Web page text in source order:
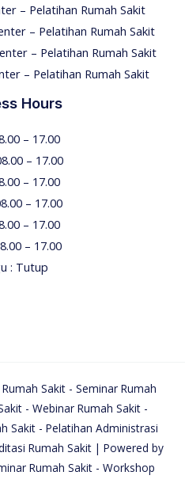
– Pelatihan Rumah Sakit
– Pelatihan Rumah Sakit
– Pelatihan Rumah Sakit
– Pelatihan Rumah Sakit
Hours
– 17.00
– 17.00
– 17.00
– 17.00
– 17.00
– 17.00
: Tutup
Sakit - Seminar Rumah
- Webinar Rumah Sakit -
Sakit - Pelatihan Administrasi
Rumah Sakit | Powered by
Rumah Sakit - Workshop